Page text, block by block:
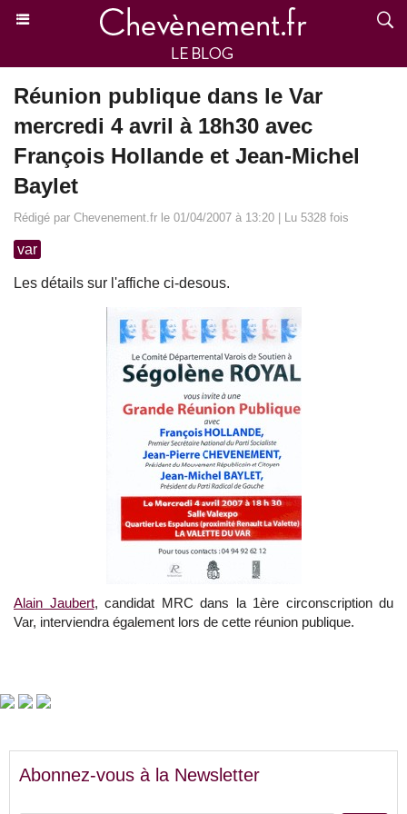
Réunion publique dans le Var
mercredi 4 avril à 18h30 avec
François Hollande et Jean-Michel
Baylet
Rédigé par Chevenement.fr le 01/04/2007 à 13:20 | Lu 5328 fois
var
Les détails sur l'affiche ci-desous.
Alain Jaubert, candidat MRC dans la 1ère circonscription du
Var, interviendra également lors de cette réunion publique.
Abonnez-vous à la Newsletter